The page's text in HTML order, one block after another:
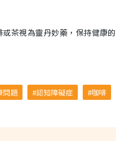
茶視為靈丹妙藥，保持健康
問題 認知障礙症 咖啡